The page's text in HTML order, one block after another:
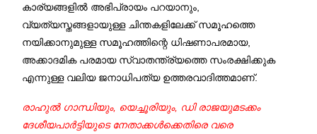
കാര്യങ്ങളില്‍ അഭിപ്രായം പറയാനും,
വ്യത്യസ്തങ്ങളായുള്ള ചിന്തകളിലേക്ക് സമൂഹത്തെ
നയിക്കാനുമുള്ള സമൂഹത്തിന്റെ ധിഷണാപരമായ,
അക്കാദമിക പരമായ സ്വാതന്ത്ര്യത്തെ സംരക്ഷിക്കുക
എന്നുള്ള വലിയ ജനാധിപത്യ ഉത്തരവാദിത്തമാണ്.
രാഹുല്‍ ഗാന്ധിയും, യെച്ചൂരിയും, ഡി രാജയുമടക്കം
ദേശീയപാര്‍ട്ടിയുടെ നേതാക്കള്‍ക്കെതിരെ വരെ